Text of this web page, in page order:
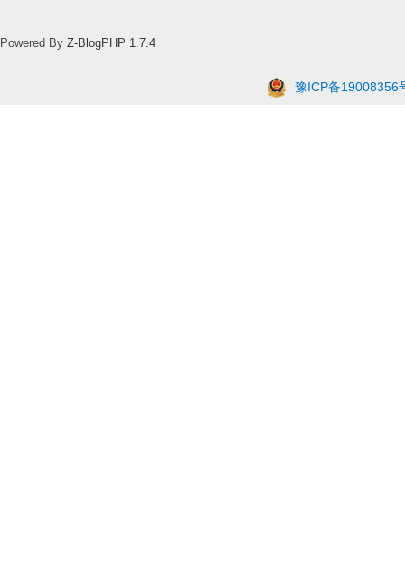
Powered By Z-BlogPHP 1.7.4
豫ICP备19008356